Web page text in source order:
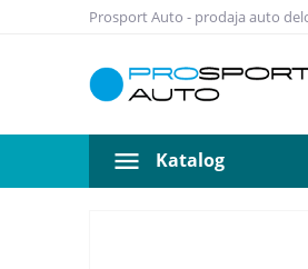
Prosport Auto - prodaja auto
Katalog